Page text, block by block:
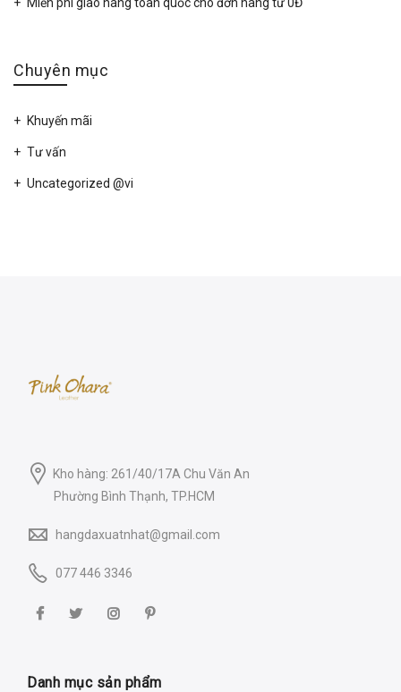
Chuyên mục
Khuyến mãi
Tư vấn
Uncategorized @vi
Kho hàng: 261/40/17A Chu Văn An
Phường Bình Thạnh, TP.HCM
hangdaxuatnhat@gmail.com
077 446 3346
Danh mục sản phẩm